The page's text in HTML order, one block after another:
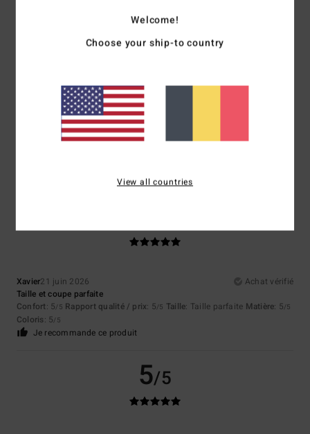
5/5
9 juillet 2026
Afficher original - Castellano
Xavier21 juin 2026
Achat vérifié
Taille et coupe parfaite
Confort: 5/5 Rapport qualité / prix: 5/5 Taille: Taille parfaite Matière: 5/5
Coloris: 5/5
Je recommande ce produit
5/5
Welcome!
Choose your ship-to country
View all countries